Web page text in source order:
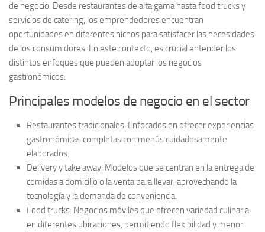
de negocio. Desde restaurantes de alta gama hasta food trucks y
servicios de catering, los emprendedores encuentran
oportunidades en diferentes nichos para satisfacer las necesidades
de los consumidores. En este contexto, es crucial entender los
distintos enfoques que pueden adoptar los negocios
gastronómicos.
Principales modelos de negocio en el sector
Restaurantes tradicionales: Enfocados en ofrecer experiencias
gastronómicas completas con menús cuidadosamente
elaborados.
Delivery y take away: Modelos que se centran en la entrega de
comidas a domicilio o la venta para llevar, aprovechando la
tecnología y la demanda de conveniencia.
Food trucks: Negocios móviles que ofrecen variedad culinaria
en diferentes ubicaciones, permitiendo flexibilidad y menor